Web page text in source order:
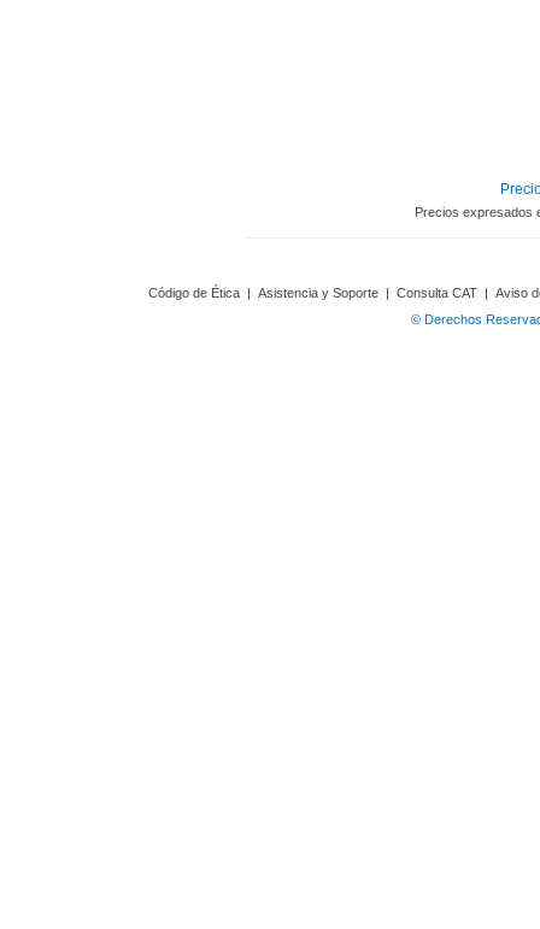
Precios expresados
Código de Ética | Asistencia y Soporte | Consulta CAT | Aviso
© Derechos